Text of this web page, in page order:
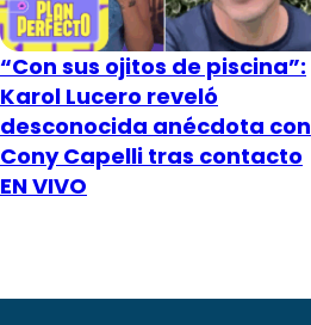
“Con sus ojitos de piscina”:
Karol Lucero reveló
desconocida anécdota con
Cony Capelli tras contacto
EN VIVO